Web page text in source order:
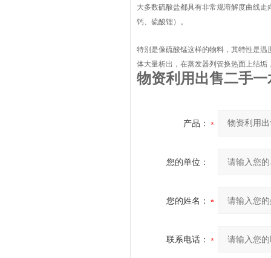
大多数硫酸盐都具有非常规溶解度曲线
钙、硫酸锂）。
特别是像硫酸锰这样的物料，其特性是
体大量析出，在蒸发器列管换热面上结
物资利用出售二手
产品：
您的单位：
您的姓名：
联系电话：